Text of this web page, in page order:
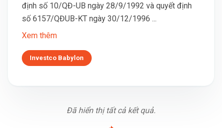
định số 10/QĐ-UB ngày 28/9/1992 và quyết định
số 6157/QĐUB-KT ngày 30/12/1996 ...
Xem thêm
Investco Babylon
Đã hiển thị tất cả kết quả.